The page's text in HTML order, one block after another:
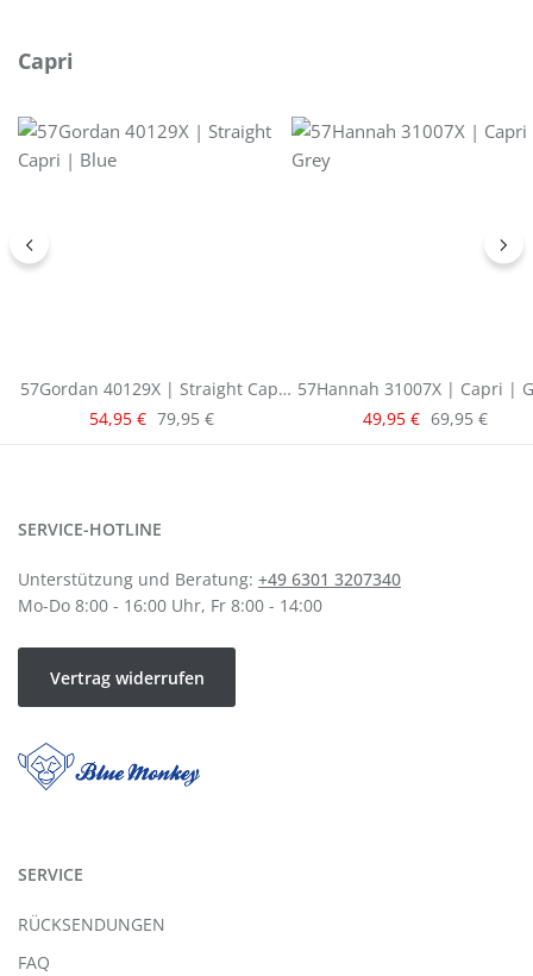
Produktgalerie überspringen
Capri
57Gordan 40129X | Straight Capri
| Blue
Verkaufspreis:
54,95 € Regulärer Preis:
79,95 €
57Hannah 31007X | Capri |
Verkaufspreis:
49,95 € Regulärer
69,95 €
SERVICE-HOTLINE
Unterstützung und Beratung: +49 6301 3207340
Mo-Do 8:00 - 16:00 Uhr, Fr 8:00 - 14:00
Vertrag widerrufen
SERVICE
RÜCKSENDUNGEN
FAQ